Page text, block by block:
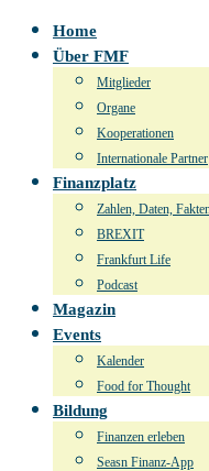
Home
Über FMF
Mitglieder
Organe
Kooperationen
Internationale Partner
Finanzplatz
Zahlen, Daten,
BREXIT
Frankfurt Life
Podcast
Magazin
Events
Kalender
Food for Thought
Bildung
Finanzen erleben
Seasn Finanz-App